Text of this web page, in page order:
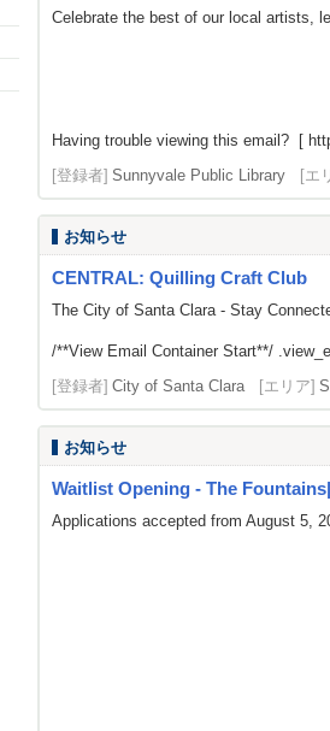
Celebrate the best of our local artists,
Having trouble viewing this email? [
[登録者] Sunnyvale Public Library [エ
お知らせ
CENTRAL: Quilling Craft Club
The City of Santa Clara - Stay
/**View Email Container Start**/
[登録者] City of Santa Clara [エリア]
お知らせ
Waitlist Opening - The
Applications accepted from August 5,